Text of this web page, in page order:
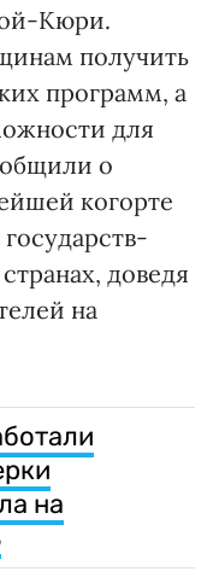
Кюри.
получить
программ, а
для
о
когорте
доведя
на
на